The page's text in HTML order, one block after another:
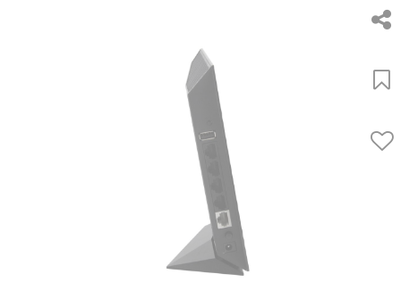
#کابل شبکه
بیشترین
جستجوهای
#کابل شبکه
#کابل شبکه لگراند